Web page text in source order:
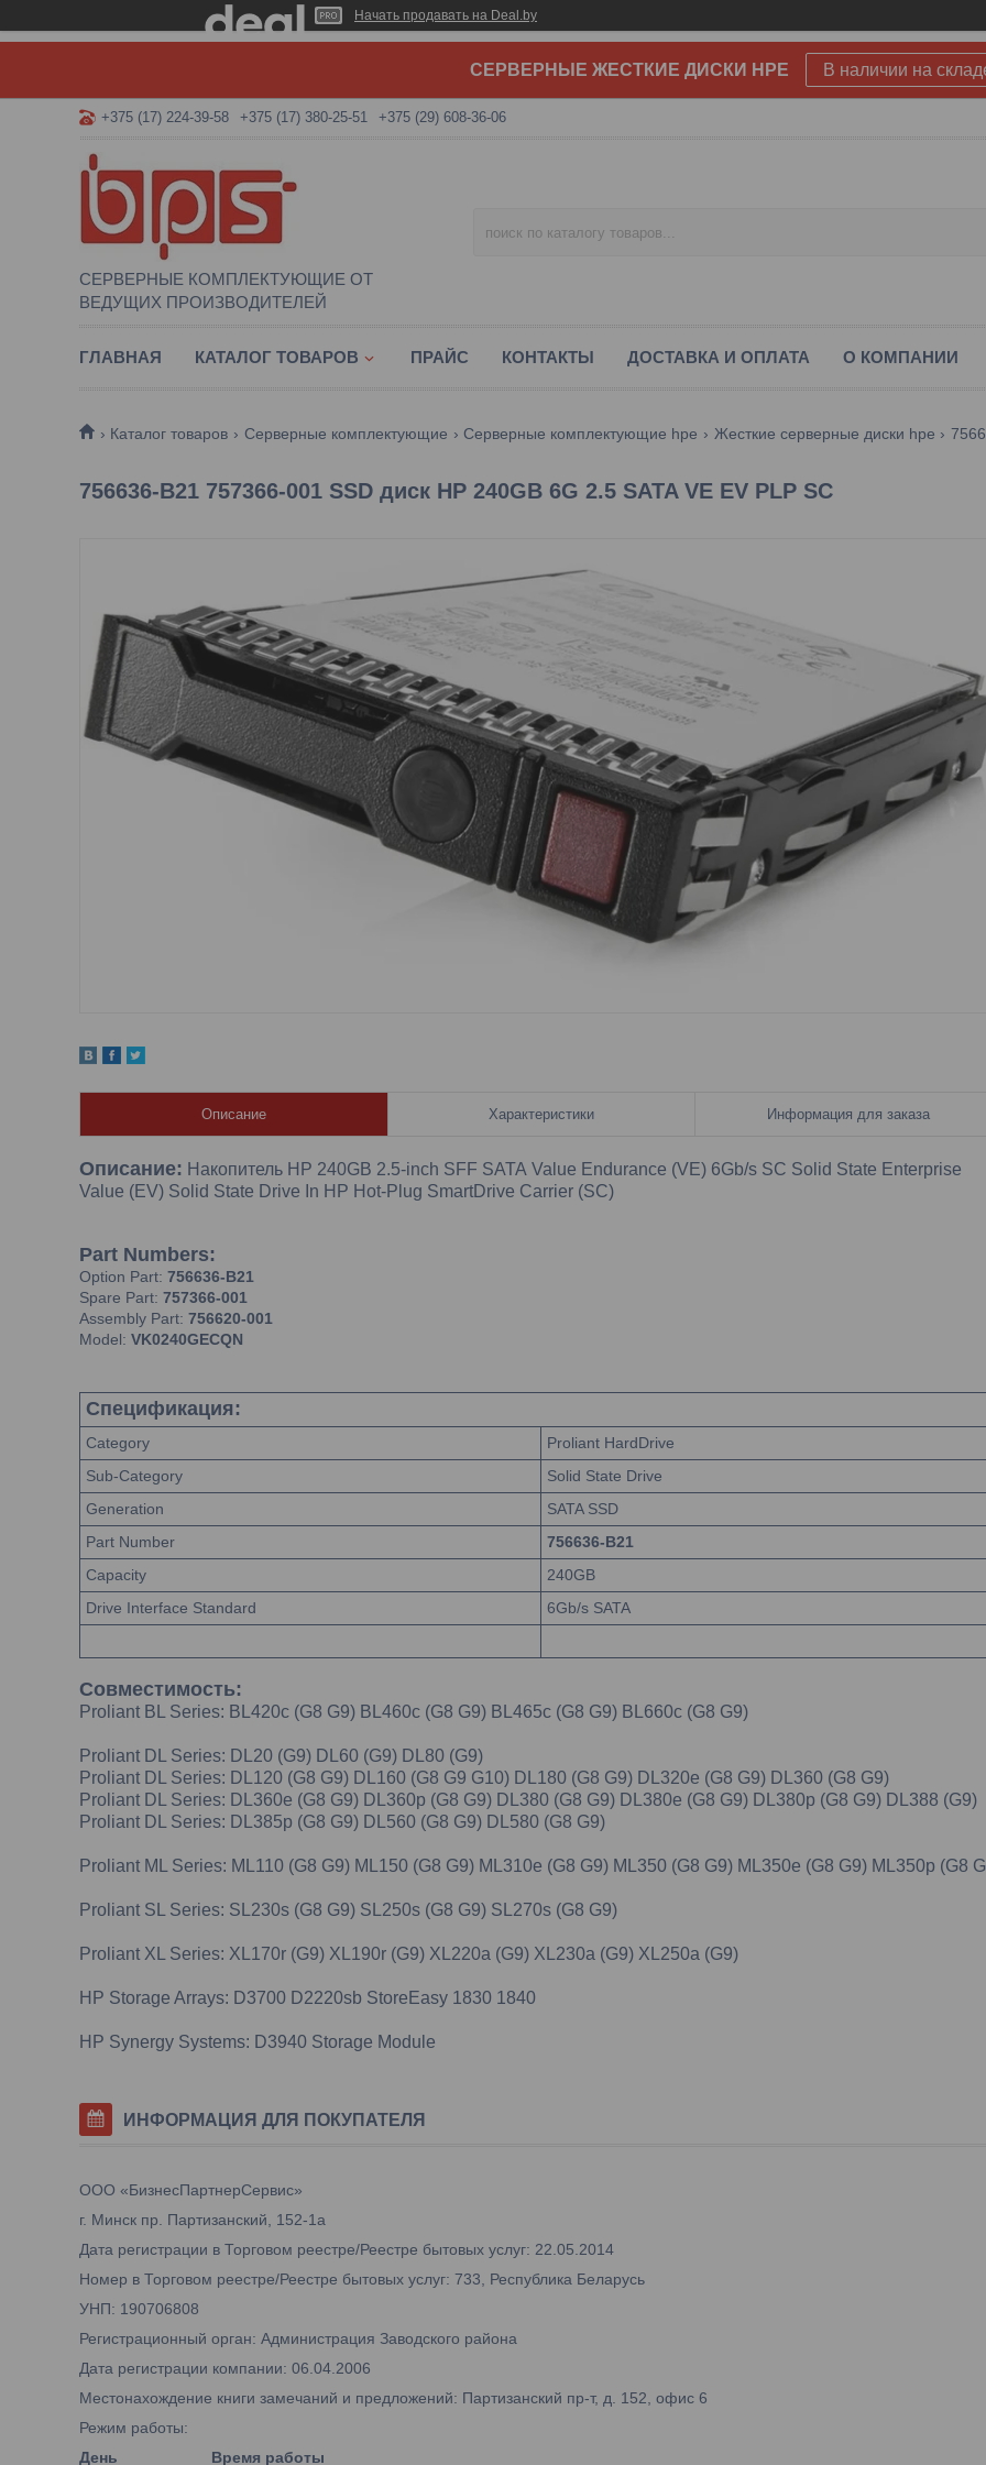
Начать продавать на Deal.by
СЕРВЕРНЫЕ ЖЕСТКИЕ ДИСКИ HPE В наличии на
+375 (17) 224-39-58 +375 (17) 380-25-51 +375 (29) 608-36-06
СЕРВЕРНЫЕ КОМПЛЕКТУЮЩИЕ ОТ
ВЕДУЩИХ ПРОИЗВОДИТЕЛЕЙ
ГЛАВНАЯ КАТАЛОГ ТОВАРОВ ПРАЙС КОНТАКТЫ ДОСТАВКА И ОПЛАТА О КОМПАНИИ
Каталог товаров Серверные комплектующие Серверные комплектующие hpe Жесткие серверные диски hpe
756636-B21 757366-001 SSD диск HP 240GB 6G 2.5 SATA VE EV PLP SC
Описание Характеристики Информация для заказа
Описание: Накопитель HP 240GB 2.5-inch SFF SATA Value Endurance (VE) 6Gb/s SC Solid State Enterprise
Value (EV) Solid State Drive In HP Hot-Plug SmartDrive Carrier (SC)
Part Numbers:
Option Part: 756636-B21
Spare Part: 757366-001
Assembly Part: 756620-001
Model: VK0240GECQN
Спецификация:
Category
Proliant HardDrive
Sub-Category
Solid State Drive
Generation
SATA SSD
Part Number
756636-B21
Capacity
240GB
Drive Interface Standard
6Gb/s SATA
Совместимость:
Proliant BL Series: BL420c (G8 G9) BL460c (G8 G9) BL465c (G8 G9) BL660c (G8 G9)
Proliant DL Series: DL20 (G9) DL60 (G9) DL80 (G9)
Proliant DL Series: DL120 (G8 G9) DL160 (G8 G9 G10) DL180 (G8 G9) DL320e (G8 G9) DL360 (G8 G9)
Proliant DL Series: DL360e (G8 G9) DL360p (G8 G9) DL380 (G8 G9) DL380e (G8 G9) DL380p (G8 G9) DL388 (G9)
Proliant DL Series: DL385p (G8 G9) DL560 (G8 G9) DL580 (G8 G9)
Proliant ML Series: ML110 (G8 G9) ML150 (G8 G9) ML310e (G8 G9) ML350 (G8 G9) ML350e (G8 G9) ML350p (G8
Proliant SL Series: SL230s (G8 G9) SL250s (G8 G9) SL270s (G8 G9)
Proliant XL Series: XL170r (G9) XL190r (G9) XL220a (G9) XL230a (G9) XL250a (G9)
HP Storage Arrays: D3700 D2220sb StoreEasy 1830 1840
HP Synergy Systems: D3940 Storage Module
ИНФОРМАЦИЯ ДЛЯ ПОКУПАТЕЛЯ
ООО «БизнесПартнерСервис»
г. Минск пр. Партизанский, 152-1а
Дата регистрации в Торговом реестре/Реестре бытовых услуг: 22.05.2014
Номер в Торговом реестре/Реестре бытовых услуг: 733, Республика Беларусь
УНП: 190706808
Регистрационный орган: Администрация Заводского района
Дата регистрации компании: 06.04.2006
Местонахождение книги замечаний и предложений: Партизанский пр-т, д. 152, офис 6
Режим работы:
День
Время работы